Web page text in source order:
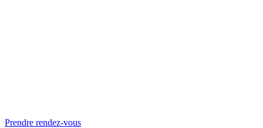
Prendre rendez-vous